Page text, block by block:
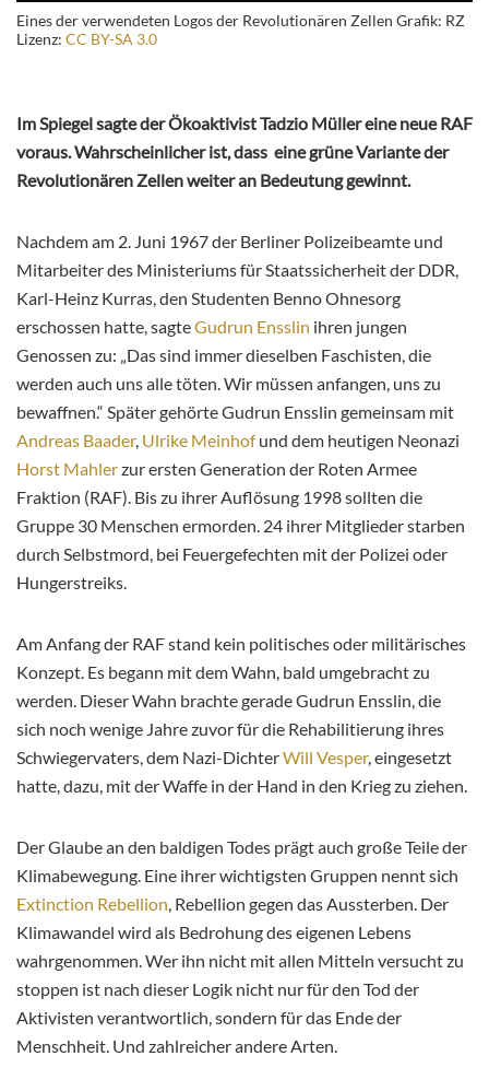
Eines der verwendeten Logos der Revolutionären Zellen Grafik: RZ
Lizenz: CC BY-SA 3.0
Im Spiegel sagte der Ökoaktivist Tadzio Müller eine neue RAF
voraus. Wahrscheinlicher ist, dass eine grüne Variante der
Revolutionären Zellen weiter an Bedeutung gewinnt.
Nachdem am 2. Juni 1967 der Berliner Polizeibeamte und
Mitarbeiter des Ministeriums für Staatssicherheit der DDR,
Karl-Heinz Kurras, den Studenten Benno Ohnesorg
erschossen hatte, sagteGudrun Ensslin ihren jungen
Genossen zu: „Das sind immer dieselben Faschisten, die
werden auch uns alle töten. Wir müssen anfangen, uns zu
bewaffnen.“ Später gehörte Gudrun Ensslin gemeinsam mit
Andreas Baader, Ulrike Meinhofund dem heutigen Neonazi
Horst Mahlerzur ersten Generation der Roten Armee
Fraktion (RAF). Bis zu ihrer Auflösung 1998 sollten die
Gruppe 30 Menschen ermorden. 24 ihrer Mitglieder starben
durch Selbstmord, bei Feuergefechten mit der Polizei oder
Hungerstreiks.
Am Anfang der RAF stand kein politisches oder militärisches
Konzept. Es begann mit dem Wahn, bald umgebracht zu
werden. Dieser Wahn brachte gerade Gudrun Ensslin, die
sich noch wenige Jahre zuvor für die Rehabilitierung ihres
Schwiegervaters, dem Nazi-DichterWill Vesper, eingesetzt
hatte, dazu, mit der Waffe in der Hand in den Krieg zu ziehen.
Der Glaube an den baldigen Todes prägt auch große Teile der
Klimabewegung. Eine ihrer wichtigsten Gruppen nennt sich
Extinction Rebellion, Rebellion gegen das Aussterben. Der
Klimawandel wird als Bedrohung des eigenen Lebens
wahrgenommen. Wer ihn nicht mit allen Mitteln versucht zu
stoppen ist nach dieser Logik nicht nur für den Tod der
Aktivisten verantwortlich, sondern für das Ende der
Menschheit. Und zahlreicher andere Arten.